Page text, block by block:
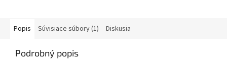
Popis Súvisiace súbory (1) Diskusia
Podrobný popis